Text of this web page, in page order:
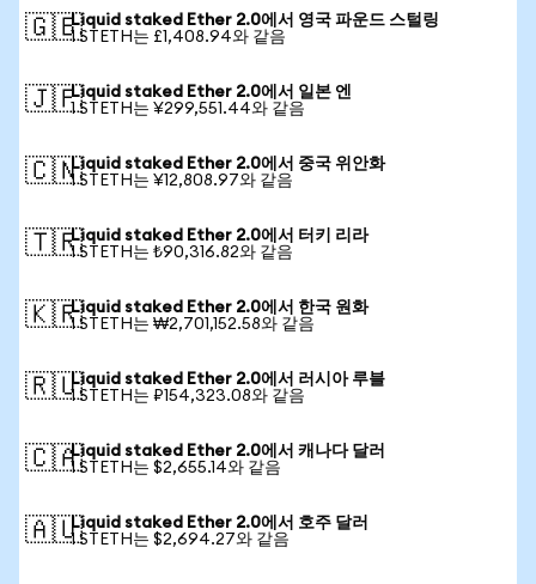
🇬🇧Liquid staked Ether 2.0에서 영국 파운드 스털링
1 STETH는 £1,408.94와 같음
🇯🇵Liquid staked Ether 2.0에서 일본 엔
1 STETH는 ¥299,551.44와 같음
🇨🇳Liquid staked Ether 2.0에서 중국 위안화
1 STETH는 ¥12,808.97와 같음
🇹🇷Liquid staked Ether 2.0에서 터키 리라
1 STETH는 ₺90,316.82와 같음
🇰🇷Liquid staked Ether 2.0에서 한국 원화
1 STETH는 ₩2,701,152.58와 같음
🇷🇺Liquid staked Ether 2.0에서 러시아 루블
1 STETH는 ₽154,323.08와 같음
🇨🇦Liquid staked Ether 2.0에서 캐나다 달러
1 STETH는 $2,655.14와 같음
🇦🇺Liquid staked Ether 2.0에서 호주 달러
1 STETH는 $2,694.27와 같음